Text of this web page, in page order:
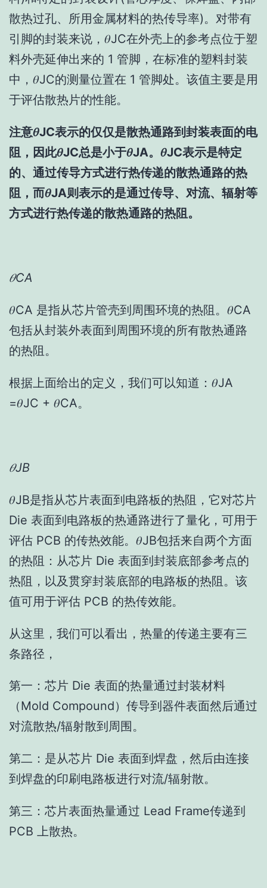
散热过孔、所用金属材料的热传导率)。对带有
引脚的封装来说，𝜃JC在外壳上的参考点位于塑
料外壳延伸出来的 1 管脚，在标准的塑料封装
中，𝜃JC的测量位置在 1 管脚处。该值主要是用
于评估散热片的性能。
注意𝜃JC表示的仅仅是散热通路到封装表面的电
阻，因此𝜃JC总是小于𝜃JA。𝜃JC表示是特定
的、通过传导方式进行热传递的散热通路的热
阻，而𝜃JA则表示的是通过传导、对流、辐射等
方式进行热传递的散热通路的热阻。
𝜃CA
𝜃CA 是指从芯片管壳到周围环境的热阻。𝜃CA
包括从封装外表面到周围环境的所有散热通路
的热阻。
根据上面给出的定义，我们可以知道：𝜃JA
=𝜃JC + 𝜃CA。
𝜃JB
𝜃JB是指从芯片表面到电路板的热阻，它对芯片
Die 表面到电路板的热通路进行了量化，可用于
评估 PCB 的传热效能。𝜃JB包括来自两个方面
的热阻：从芯片 Die 表面到封装底部参考点的
热阻，以及贯穿封装底部的电路板的热阻。该
值可用于评估 PCB 的热传效能。
从这里，我们可以看出，热量的传递主要有三
条路径，
第一：芯片 Die 表面的热量通过封装材料
（Mold Compound）传导到器件表面然后通过
对流散热/辐射散到周围。
第二：是从芯片 Die 表面到焊盘，然后由连接
到焊盘的印刷电路板进行对流/辐射散。
第三：芯片表面热量通过 Lead Frame传递到
PCB 上散热。